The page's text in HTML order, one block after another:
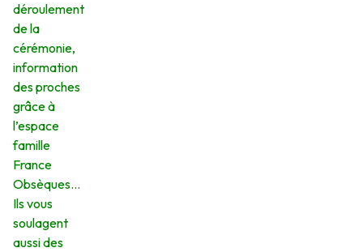
déroulement
de la
cérémonie,
information
des proches
grâce à
l’espace
famille
France
Obsèques…
Ils vous
soulagent
aussi des